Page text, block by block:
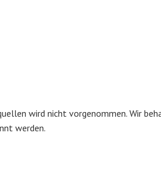
wird nicht vorgenommen. Wir
werden.